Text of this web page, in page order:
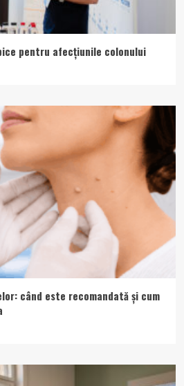
pentru afecțiunile colonului
când este recomandată și cum